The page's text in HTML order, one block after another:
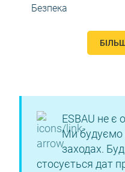
Безпека
ESBAU не є
Ми будуємо
заходах.
стосується дат